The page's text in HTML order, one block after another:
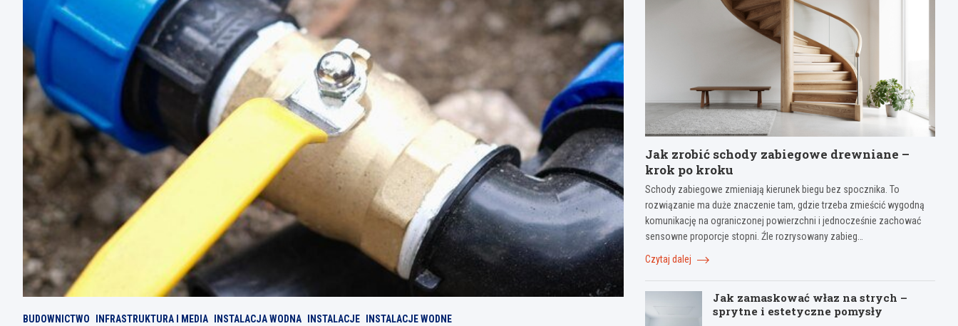
BUDOWNICTWO INFRASTRUKTURA I MEDIA INSTALACJA WODNA INSTALACJE INSTALACJE WODNE
Jak zrobić schody zabiegowe drewniane –
krok po kroku
Schody zabiegowe zmieniają kierunek biegu bez spocznika. To
rozwiązanie ma duże znaczenie tam, gdzie trzeba zmieścić wygodną
komunikację na ograniczonej powierzchni i jednocześnie zachować
sensowne proporcje stopni. Źle rozrysowany zabieg…
Czytaj dalej
Jak zamaskować właz na strych –
sprytne i estetyczne pomysły